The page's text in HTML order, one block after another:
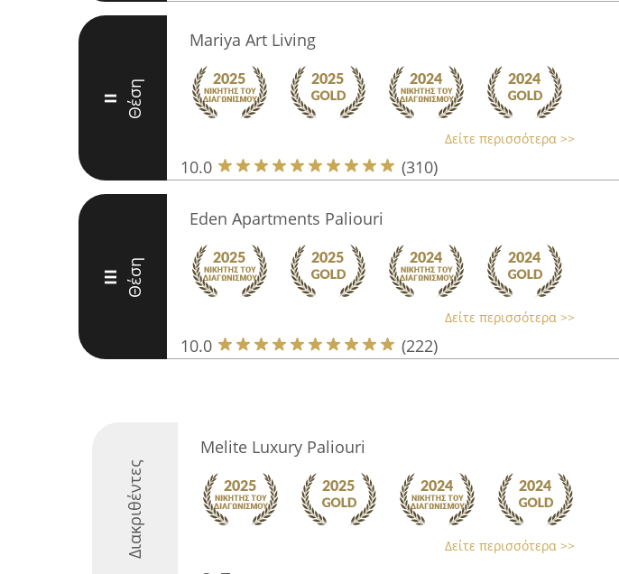
II Θέση
Mariya Art Living
Δείτε περισσότερα >>
10.0 (310)
III Θέση
Eden Apartments Paliouri
Δείτε περισσότερα >>
10.0 (222)
Διακριθέντες
Melite Luxury Paliouri
Δείτε περισσότερα >>